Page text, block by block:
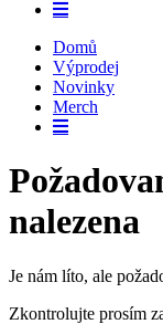
Domů
Výprodej
Novinky
Merch
nalezena
Je nám líto, ale
Zkontrolujte prosím